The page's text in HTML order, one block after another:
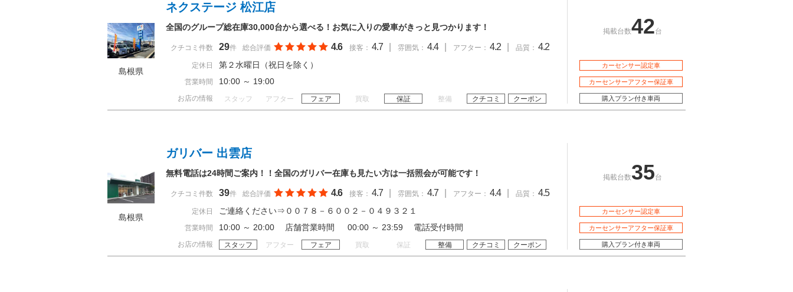
島根県
ネクステージ 松江店
全国のグループ総在庫30,000台から選べる！お気に入りの愛車がきっと見つかります！
クチコミ件数 29件 総合評価 4.6 接客： 4.7 雰囲気： 4.4 アフター： 4.2 品質： 4.2
定休日 第２水曜日（祝日を除く）
営業時間 10:00 ～ 19:00
お店の情報 スタッフ アフター フェア 買取 保証 整備 クチコミ クーポン
掲載台数42台
カーセンサー認定車
カーセンサーアフター保証車
購入プラン付き車両
島根県
ガリバー 出雲店
無料電話は24時間ご案内！！全国のガリバー在庫も見たい方は一括照会が可能です！
クチコミ件数 39件 総合評価 4.6 接客： 4.7 雰囲気： 4.7 アフター： 4.4 品質： 4.5
定休日 ご連絡ください⇒００７８－６００２－０４９３２１
営業時間 10:00 ～ 20:00 店舗営業時間 00:00 ～ 23:59 電話受付時間
お店の情報 スタッフ アフター フェア 買取 保証 整備 クチコミ クーポン
掲載台数35台
カーセンサー認定車
カーセンサーアフター保証車
購入プラン付き車両